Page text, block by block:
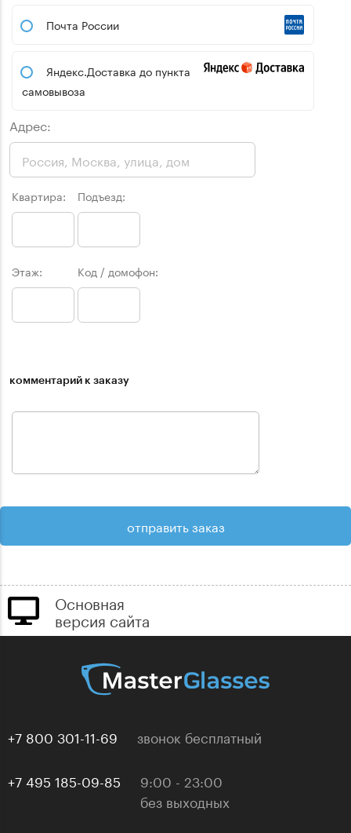
Почта России
Яндекс.Доставка до пункта
самовывоза
Адрес:
Квартира: Подъезд:
Этаж: Код / домофон:
комментарий к заказу
Основная
версия сайта
+7 800 301-11-69 звонок бесплатный
+7 495 185-09-85
9:00 - 23:00
без выходных